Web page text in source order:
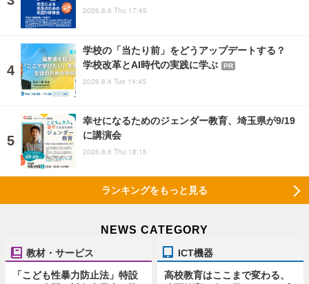
2026.8.6 Thu 17:45
学校の「当たり前」をどうアップデートする？
学校改革とAI時代の実践に学ぶ
PR
2026.8.4 Tue 14:45
幸せになるためのジェンダー教育、埼玉県が9/19
に講演会
2026.8.6 Thu 18:15
ランキングをもっと見る
NEWS CATEGORY
教材・サービス
「こども性暴力防止法」特設
ICT機器
高校教育はここまで変わる、